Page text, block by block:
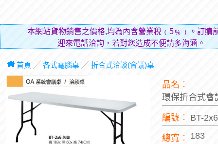
本網站貨物銷售之價格,均為內含營業稅﹙5﹪﹚。訂購
迎來電話洽詢，若對您造成不便請多海涵。
首頁 ╱ 各式電腦桌╱ 折合式洽談(會議)桌
品名︰
環保折合式
編號︰ BT-
總寬︰ 183